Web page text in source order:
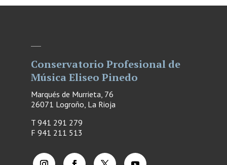
Conservatorio Profesional de
Música Eliseo Pinedo
Marqués de Murrieta, 76
26071 Logroño, La Rioja
T 941 291 279
F 941 211 513